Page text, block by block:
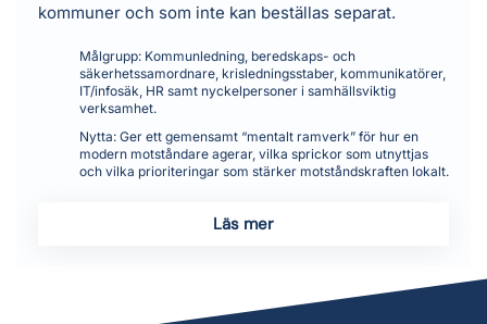
kommuner och som inte kan beställas separat.
Målgrupp:Kommunledning, beredskaps- och
säkerhetssamordnare, krisledningsstaber, kommunikatörer,
IT/infosäk, HR samt nyckelpersoner i samhällsviktig
verksamhet.
Nytta:Ger ett gemensamt “mentalt ramverk” för hur en
modern motståndare agerar, vilka sprickor som utnyttjas
och vilka prioriteringar som stärker motståndskraften lokalt.
Läs mer